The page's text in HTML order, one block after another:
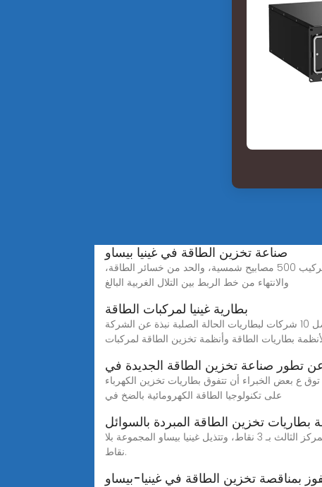
صناعة تخزين الطاقة في غينيا بيساو
غينيا بيساو: البنية التحتية للطاقة والنقل في قلب الاستراتيجية القطرية وتتمثل الفوائد المتوقعة في قطاع الطاقة عديدة، وهي تركيب 500 مصابيح شمسية، والحد من خسائر الطاقة،
والانتهاء من خط الربط بين التلال الغربية البالغ
بطارية غينيا لمركبات الطاقة
أفضل 10 شركات لبطاريات الحالة الصلبة نبذة عن الشركة: catl هي شركة عالمية رائدة في مجال تكنولوجيا الطاقة الجديدة المبتكرة ومتخصصة في البحث والتطوير والإنتاج والمبيعات
بطاريات الطاقة وأنظمة تخزين الطاقة لمركبات
تطور صناعة تخزين الطاقة الجديدة في
تحليل صناعة بطاريات تخزين الطاقة للتجارة الخارجية بطاريات تخزين الكهرباء تتفوق على الطاقة الكهرومائية في 2025. توق ع بعض الخبراء أن تتفوق بطاريات تخزين الكهرباء
على تكنولوجيا الطاقة الكهرومائية بالضخ في
بطاريات تخزين الطاقة المبردة بالسوائل
وتتصدر غينيا الاستوائية المجموعة برصيد 4 نقاط، بفارق الأهداف عن نيجيريا، ثم يأتي منتخب كوت ديفوار صاحب الأرض في المركز الثالث بـ 3 نقاط، وتتذيل غينيا بيساو المجموعة بلا
نقاط.
بمناقصة تخزين الطاقة في غينيا-بيساو